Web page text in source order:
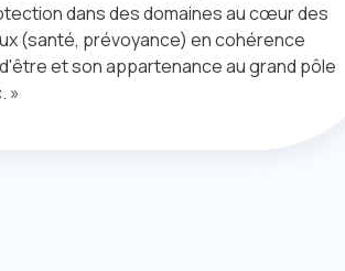
dans des domaines au cœur des
(santé, prévoyance) en cohérence
et son appartenance au grand pôle
»